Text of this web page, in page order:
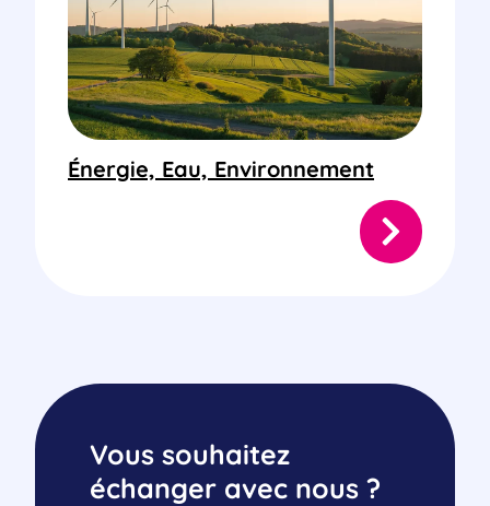
Énergie, Eau, Environnement
Vous souhaitez
échanger avec nous ?